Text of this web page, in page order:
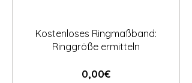
Kostenloses Ringmaßband:
Ringgröße ermitteln
0,00€Preis